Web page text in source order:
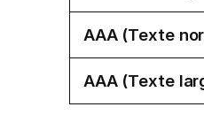
AAA (Texte
AAA (Texte